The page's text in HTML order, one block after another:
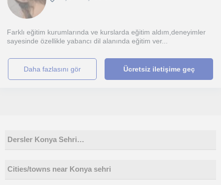
Farklı eğitim kurumlarında ve kurslarda eğitim aldım,deneyimler
sayesinde özellikle yabancı dil alanında eğitim ver...
daha fazlasını gör Ücretsiz iletişime geç
Dersler Konya Sehri…
Cities/towns near Konya sehri